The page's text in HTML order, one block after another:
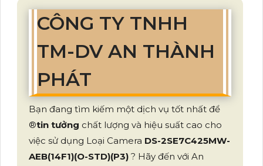
CÔNG TY TNHH
TM-DV AN THÀNH
PHÁT
Bạn đang tìm kiếm một dịch vụ tốt nhất để
®️tin tưởng chất lượng và hiệu suất cao cho
việc sử dụng Loại Camera DS-2SE7C425MW-
AEB(14F1)(O-STD)(P3) ? Hãy đến với An